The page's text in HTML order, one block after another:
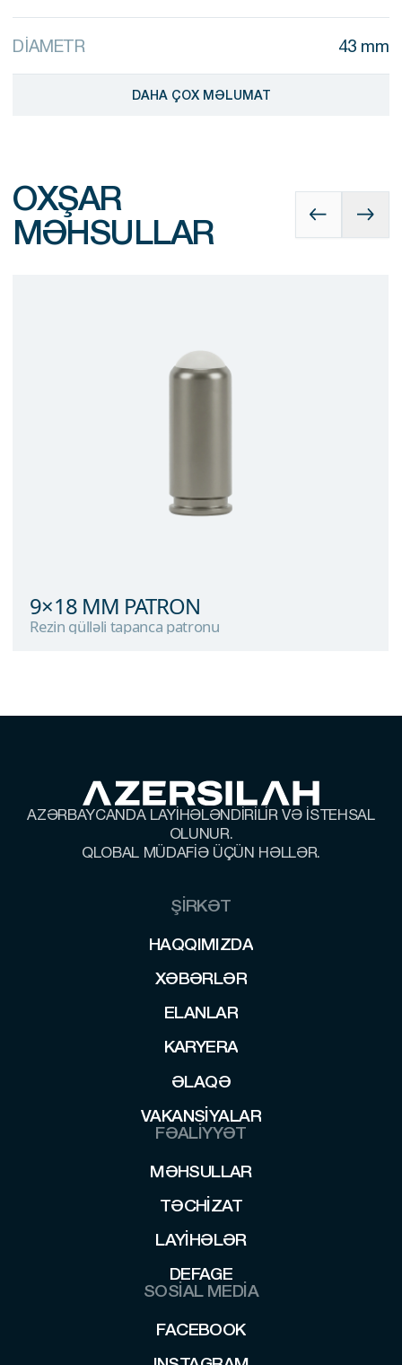
DİAMETR 43 mm
DAHA ÇOX MƏLUMAT
OXŞAR
MƏHSULLAR
9×18 MM PATRON
Rezin gülləli tapanca patronu
AZƏRBAYCANDA LAYİHƏLƏNDİRİLİR VƏ İSTEHSAL
OLUNUR.
QLOBAL MÜDAFİƏ ÜÇÜN HƏLLƏR.
ŞİRKƏT
HAQQIMIZDA
XƏBƏRLƏR
ELANLAR
KARYERA
ƏLAQƏ
VAKANSIYALAR
VAKANSIYALAR
FƏALİYYƏT
MƏHSULLAR
TƏCHIZAT
LAYİHƏLƏR
DEFAGE
DEFAGE
SOSİAL MEDİA
FACEBOOK